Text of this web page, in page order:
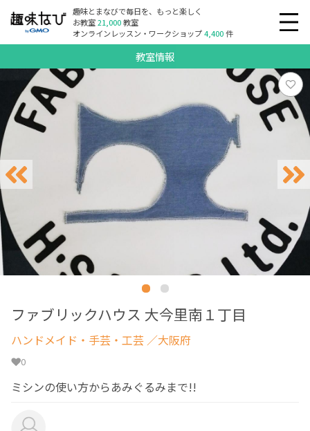
趣味とまなびで毎日を、もっと楽しく
お教室21,000教室
オンラインレッスン・ワークショップ4,400件
教室情報
ファブリックハウス 大今里南１丁目
ハンドメイド・手芸・工芸 ／大阪府
0
ミシンの使い方からあみぐるみまで!!